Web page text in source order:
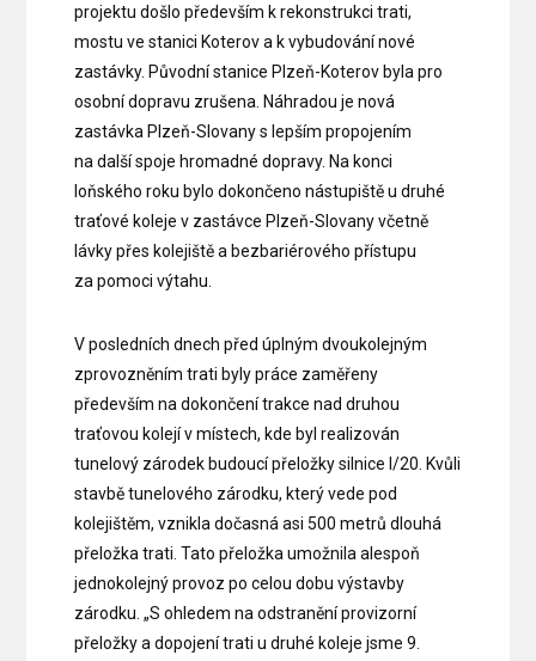
projektu došlo především k rekonstrukci trati,
mostu ve stanici Koterov a k vybudování nové
zastávky. Původní stanice Plzeň-Koterov byla pro
osobní dopravu zrušena. Náhradou je nová
zastávka Plzeň-Slovany s lepším propojením
na další spoje hromadné dopravy. Na konci
loňského roku bylo dokončeno nástupiště u druhé
traťové koleje v zastávce Plzeň-Slovany včetně
lávky přes kolejiště a bezbariérového přístupu
za pomoci výtahu.
V posledních dnech před úplným dvoukolejným
zprovozněním trati byly práce zaměřeny
především na dokončení trakce nad druhou
traťovou kolejí v místech, kde byl realizován
tunelový zárodek budoucí přeložky silnice I/20. Kvůli
stavbě tunelového zárodku, který vede pod
kolejištěm, vznikla dočasná asi 500 metrů dlouhá
přeložka trati. Tato přeložka umožnila alespoň
jednokolejný provoz po celou dobu výstavby
zárodku. „S ohledem na odstranění provizorní
přeložky a dopojení trati u druhé koleje jsme 9.